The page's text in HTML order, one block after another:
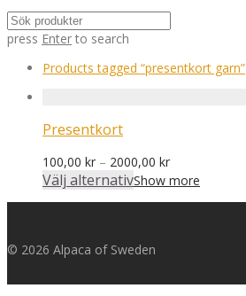
press Enter to search
Products tagged “presentkort garn”
Presentkort
100,00 kr – 2000,00 krPrisintervall:
100,00 kr
Välj alternativShow more
© 2026 Alpaca of Sweden